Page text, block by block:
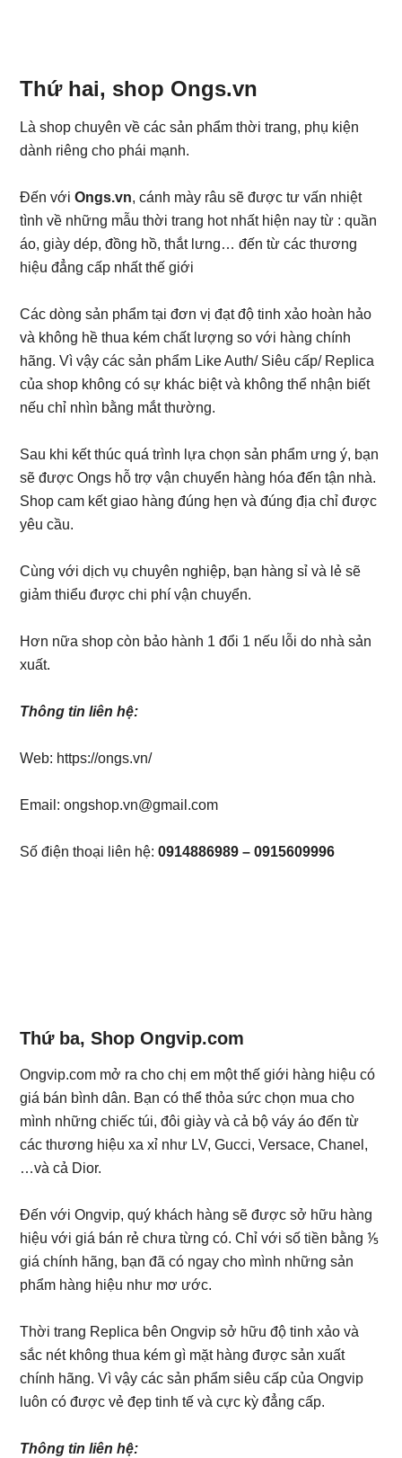
Thứ hai, shop Ongs.vn
Là shop chuyên về các sản phẩm thời trang, phụ kiện
dành riêng cho phái mạnh.
Đến vớiOngs.vn, cánh mày râu sẽ được tư vấn nhiệt
tình về những mẫu thời trang hot nhất hiện nay từ : quần
áo, giày dép, đồng hồ, thắt lưng… đến từ các thương
hiệu đẳng cấp nhất thế giới
Các dòng sản phẩm tại đơn vị đạt độ tinh xảo hoàn hảo
và không hề thua kém chất lượng so với hàng chính
hãng. Vì vậy các sản phẩm Like Auth/ Siêu cấp/ Replica
của shop không có sự khác biệt và không thể nhận biết
nếu chỉ nhìn bằng mắt thường.
Sau khi kết thúc quá trình lựa chọn sản phẩm ưng ý, bạn
sẽ được Ongs hỗ trợ vận chuyển hàng hóa đến tận nhà.
Shop cam kết giao hàng đúng hẹn và đúng địa chỉ được
yêu cầu.
Cùng với dịch vụ chuyên nghiệp, bạn hàng sỉ và lẻ sẽ
giảm thiểu được chi phí vận chuyển.
Hơn nữa shop còn bảo hành 1 đổi 1 nếu lỗi do nhà sản
xuất.
Thông tin liên hệ:
Web: https://ongs.vn/
Email: ongshop.vn@gmail.com
Số điện thoại liên hệ:0914886989 – 0915609996
Thứ ba, Shop Ongvip.com
Ongvip.com mở ra cho chị em một thế giới hàng hiệu có
giá bán bình dân. Bạn có thể thỏa sức chọn mua cho
mình những chiếc túi, đôi giày và cả bộ váy áo đến từ
các thương hiệu xa xỉ như LV, Gucci, Versace, Chanel,
…và cả Dior.
Đến với Ongvip, quý khách hàng sẽ được sở hữu hàng
hiệu với giá bán rẻ chưa từng có. Chỉ với số tiền bằng ⅕
giá chính hãng, bạn đã có ngay cho mình những sản
phẩm hàng hiệu như mơ ước.
Thời trang Replica bên Ongvip sở hữu độ tinh xảo và
sắc nét không thua kém gì mặt hàng được sản xuất
chính hãng. Vì vậy các sản phẩm siêu cấp của Ongvip
luôn có được vẻ đẹp tinh tế và cực kỳ đẳng cấp.
Thông tin liên hệ: